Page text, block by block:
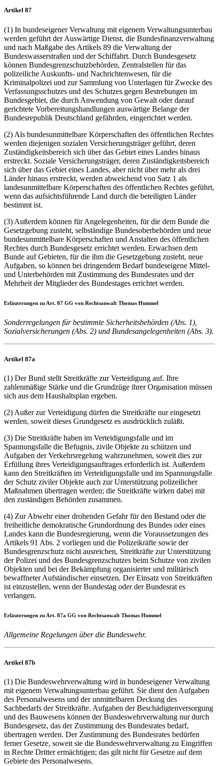
Artikel 87
(1) In bundeseigener Verwaltung mit eigenem Verwaltungsunterbau
werden geführt der Auswärtige Dienst, die Bundesfinanzverwaltung
und nach Maßgabe des Artikels 89 die Verwaltung der
Bundeswasserstraßen und der Schiffahrt. Durch Bundesgesetz
können Bundesgrenzschutzbehörden, Zentralstellen für das
polizeiliche Auskunfts- und Nachrichtenwesen, für die
Kriminalpolizei und zur Sammlung von Unterlagen für Zwecke des
Verfassungsschutzes und des Schutzes gegen Bestrebungen im
Bundesgebiet, die durch Anwendung von Gewalt oder darauf
gerichtete Vorbereitungshandlungen auswärtige Belange der
Bundesrepublik Deutschland gefährden, eingerichtet werden.
(2) Als bundesunmittelbare Körperschaften des öffentlichen Rechtes
werden diejenigen sozialen Versicherungsträger geführt, deren
Zuständigkeitsbereich sich über das Gebiet eines Landes hinaus
erstreckt. Soziale Versicherungsträger, deren Zuständigkeitsbereich
sich über das Gebiet eines Landes, aber nicht über mehr als drei
Länder hinaus erstreckt, werden abweichend von Satz 1 als
landesunmittelbare Körperschaften des öffentlichen Rechtes geführt,
wenn das aufsichtsführende Land durch die beteiligten Länder
bestimmt ist.
(3) Außerdem können für Angelegenheiten, für die dem Bunde die
Gesetzgebung zusteht, selbständige Bundesoberbehörden und neue
bundesunmittelbare Körperschaften und Anstalten des öffentlichen
Rechtes durch Bundesgesetz errichtet werden. Erwachsen dem
Bunde auf Gebieten, für die ihm die Gesetzgebung zusteht, neue
Aufgaben, so können bei dringendem Bedarf bundeseigene Mittel-
und Unterbehörden mit Zustimmung des Bundesrates und der
Mehrheit der Mitglieder des Bundestages errichtet werden.
Erläuterungen zu Art. 87 GG von Rechtsanwalt Thomas Hummel
Sonderregelungen für bestimmte Sicherheitsbehörden (Abs. 1),
Sozialversicherungen (Abs. 2) und Bundesangelegenheiten (Abs. 3).
Artikel 87a
(1) Der Bund stellt Streitkräfte zur Verteidigung auf. Ihre
zahlenmäßige Stärke und die Grundzüge ihrer Organisation müssen
sich aus dem Haushaltsplan ergeben.
(2) Außer zur Verteidigung dürfen die Streitkräfte nur eingesetzt
werden, soweit dieses Grundgesetz es ausdrücklich zuläßt.
(3) Die Streitkräfte haben im Verteidigungsfalle und im
Spannungsfalle die Befugnis, zivile Objekte zu schützen und
Aufgaben der Verkehrsregelung wahrzunehmen, soweit dies zur
Erfüllung ihres Verteidigungsauftrages erforderlich ist. Außerdem
kann den Streitkräften im Verteidigungsfalle und im Spannungsfalle
der Schutz ziviler Objekte auch zur Unterstützung polizeilicher
Maßnahmen übertragen werden; die Streitkräfte wirken dabei mit
den zuständigen Behörden zusammen.
(4) Zur Abwehr einer drohenden Gefahr für den Bestand oder die
freiheitliche demokratische Grundordnung des Bundes oder eines
Landes kann die Bundesregierung, wenn die Voraussetzungen des
Artikels 91 Abs. 2 vorliegen und die Polizeikräfte sowie der
Bundesgrenzschutz nicht ausreichen, Streitkräfte zur Unterstützung
der Polizei und des Bundesgrenzschutzes beim Schutze von zivilen
Objekten und bei der Bekämpfung organisierter und militärisch
bewaffneter Aufständischer einsetzen. Der Einsatz von Streitkräften
ist einzustellen, wenn der Bundestag oder der Bundesrat es
verlangen.
Erläuterungen zu Art. 87a GG von Rechtsanwalt Thomas Hummel
Allgemeine Regelungen über die Bundeswehr.
Artikel 87b
(1) Die Bundeswehrverwaltung wird in bundeseigener Verwaltung
mit eigenem Verwaltungsunterbau geführt. Sie dient den Aufgaben
des Personalwesens und der unmittelbaren Deckung des
Sachbedarfs der Streitkräfte. Aufgaben der Beschädigtenversorgung
und des Bauwesens können der Bundeswehrverwaltung nur durch
Bundesgesetz, das der Zustimmung des Bundesrates bedarf,
übertragen werden. Der Zustimmung des Bundesrates bedürfen
ferner Gesetze, soweit sie die Bundeswehrverwaltung zu Eingriffen
in Rechte Dritter ermächtigen; das gilt nicht für Gesetze auf dem
Gebiete des Personalwesens.